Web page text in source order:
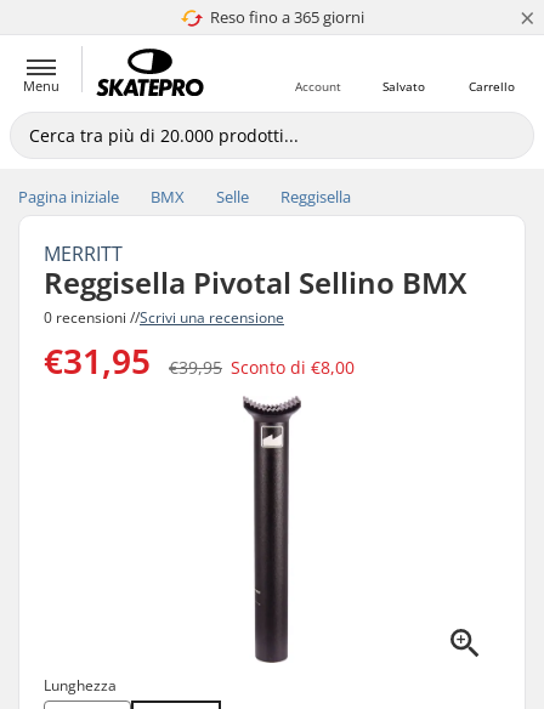
Reso fino a 365 giorni
4.8 di 5 ×
Menu Carrello
Salvato
Account
Pagina iniziale BMX Selle Reggisella
MERRITT
Reggisella Pivotal Sellino BMX
0 recensioni //Scrivi una recensione
€31,95 €39,95 Sconto di €8,00
Lunghezza